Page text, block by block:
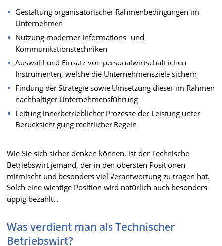
Gestaltung organisatorischer Rahmenbedingungen im
Unternehmen
Nutzung moderner Informations- und
Kommunikationstechniken
Auswahl und Einsatz von personalwirtschaftlichen
Instrumenten, welche die Unternehmensziele sichern
Findung der Strategie sowie Umsetzung dieser im Rahmen
nachhaltiger Unternehmensführung
Leitung innerbetrieblicher Prozesse der Leistung unter
Berücksichtigung rechtlicher Regeln
Wie Sie sich sicher denken können, ist der Technische
Betriebswirt jemand, der in den obersten Positionen
mitmischt und besonders viel Verantwortung zu tragen hat.
Solch eine wichtige Position wird natürlich auch besonders
üppig bezahlt…
Was verdient man als Technischer
Betriebswirt?